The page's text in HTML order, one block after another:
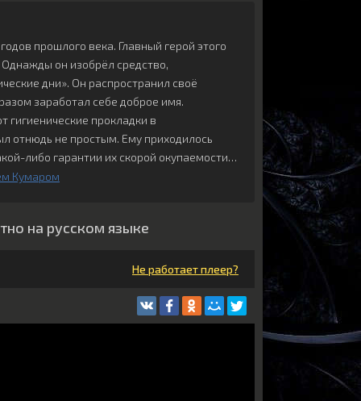
прошлого века. Главный герой этого
он изобрёл средство,
дни». Он распространил своё
заработал себе доброе имя.
прокладки в
отнюдь не простым. Ему приходилось
либо гарантии их скорой окупаемости…
Кумаром
на русском языке
Не работает плеер?